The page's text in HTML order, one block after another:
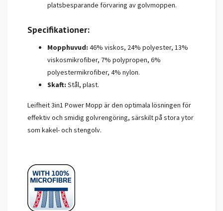
platsbesparande förvaring av golvmoppen.
Specifikationer:
Mopphuvud: 46% viskos, 24% polyester, 13%
viskosmikrofiber, 7% polypropen, 6%
polyestermikrofiber, 4% nylon.
Skaft: Stål, plast.
Leifheit 3in1 Power Mopp är den optimala lösningen för
effektiv och smidig golvrengöring, särskilt på stora ytor
som kakel- och stengolv.